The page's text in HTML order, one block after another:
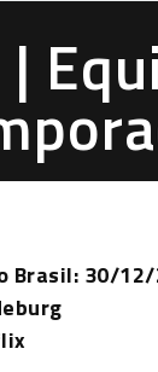
Brasil: 30/